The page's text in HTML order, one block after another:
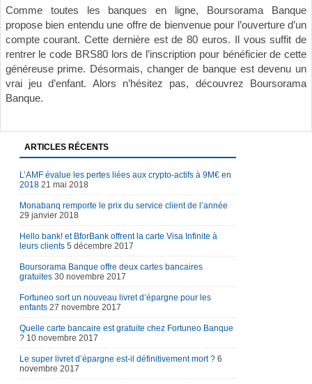
Comme toutes les banques en ligne, Boursorama Banque
propose bien entendu une offre de bienvenue pour l’ouverture d’un
compte courant. Cette dernière est de 80 euros. Il vous suffit de
rentrer le code BRS80 lors de l’inscription pour bénéficier de cette
généreuse prime. Désormais, changer de banque est devenu un
vrai jeu d’enfant. Alors n’hésitez pas, découvrez Boursorama
Banque.
ARTICLES RÉCENTS
L’AMF évalue les pertes liées aux crypto-actifs à 9M€ en
2018 21 mai 2018
Monabanq remporte le prix du service client de l’année
29 janvier 2018
Hello bank! et BforBank offrent la carte Visa Infinite à
leurs clients 5 décembre 2017
Boursorama Banque offre deux cartes bancaires
gratuites 30 novembre 2017
Fortuneo sort un nouveau livret d’épargne pour les
enfants 27 novembre 2017
Quelle carte bancaire est gratuite chez Fortuneo Banque
? 10 novembre 2017
Le super livret d’épargne est-il définitivement mort ? 6
novembre 2017